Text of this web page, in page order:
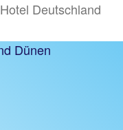
Hotel Deutschland